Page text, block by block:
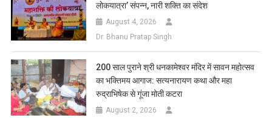
लोकयात्रा’ संपन्न, नारी शक्ति का संदेश
August 4, 2026
Dr. Bhanu Pratap Singh
200 साल पुराने श्री धनकामेश्वर मंदिर में सावन महोत्सव
का भक्तिमय आगाज: सत्यनारायण कथा और महा
रुद्राभिषेक से गूंजा मोती कटरा
August 2, 2026